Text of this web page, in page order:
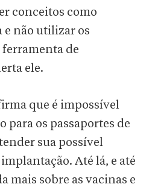
conceitos como
e não utilizar os
ferramenta de
ele.
que é impossível
os passaportes de
sua possível
Até lá, e até
mais sobre as vacinas e